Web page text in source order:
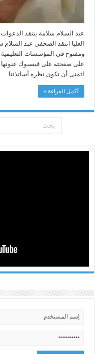
عبد السلام سلامة ينتقد
العليا انتقد الصحفي عبد
ومفتوح في المؤسسات التعليمية
اتمنى أن تكون نظرة أساتذتنا …
أكمل القراءة »